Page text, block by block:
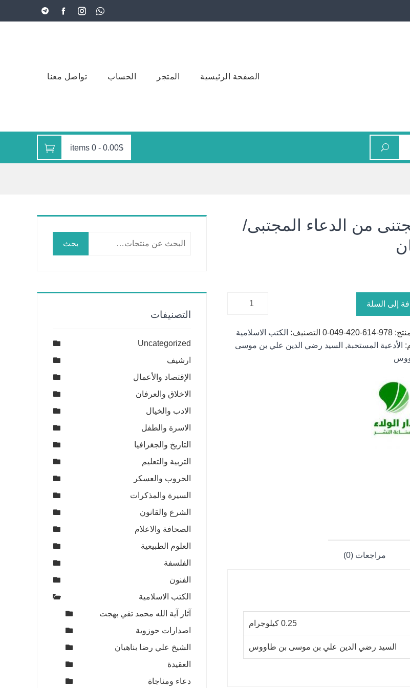
الصفحة الرئيسية المتجر الحساب تواصل معنا
0.00$
-
0 items
من الدعاء المجتبى/
المجتبى/
لونان
إلى السلة
978-614-420-049-0 التصنيف: الكتب الاسلامية
الأدعية المستحبة, السيد رضي الدين علي بن موسى
مراجعات (0)
0.25 كيلوجرام
السيد رضي الدين علي بن موسى بن طاووس
بحث
التصنيفات
Uncategorized
ارشيف
الإقتصاد والأعمال
الاخلاق والعرفان
الادب والخيال
الاسرة والطفل
التاريخ والجغرافيا
التربية والتعليم
الحروب والعسكر
السيرة والمذكرات
الشرع والقانون
الصحافة والاعلام
العلوم الطبيعية
الفلسفة
الفنون
الكتب الاسلامية
آثار آية الله محمد تقي بهجت
اصدارات حوزوية
الشيخ علي رضا بناهيان
العقيدة
دعاء ومناجاة